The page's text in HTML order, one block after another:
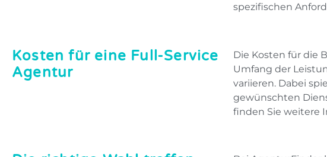
spezifischen
Kosten für eine Full-Service
Agentur
Die Kosten für die
Umfang der
variieren. Dabei
gewünschten
finden Sie weitere